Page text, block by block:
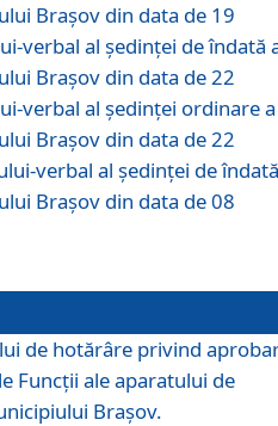
Braşov din data de 19
verbal al şedinţei de îndată
Braşov din data de 22
verbal al şedinţei ordinare a
Braşov din data de 22
verbal al şedinţei de
Braşov din data de 08
de hotărâre privind
Funcţii ale aparatului de
Braşov.